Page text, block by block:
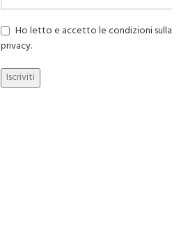
Ho letto e accetto le condizioni sulla
privacy.